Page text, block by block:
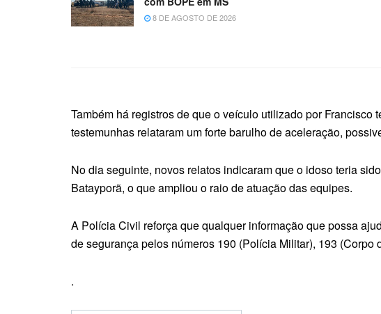
8 DE AGOSTO DE 2026
Também há registros de que o veículo utilizado por
testemunhas relataram um forte barulho de aceleração,
No dia seguinte, novos relatos indicaram que o idoso teria
Batayporã, o que ampliou o raio de atuação das equipes.
A Polícia Civil reforça que qualquer informação que possa
de segurança pelos números 190 (Polícia Militar), 193
.